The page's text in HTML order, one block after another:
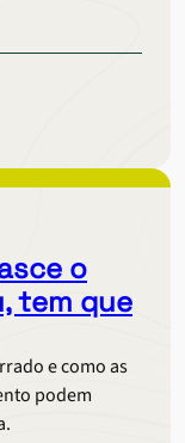
o
tem que
e como as
podem